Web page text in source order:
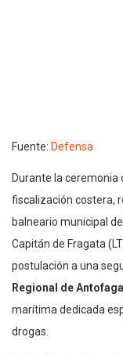
Fuente: Defensa
Durante la
fiscalización costera,
balneario municipal
Capitán de Fragata
postulación a una
Regional de
marítima dedicada
drogas.